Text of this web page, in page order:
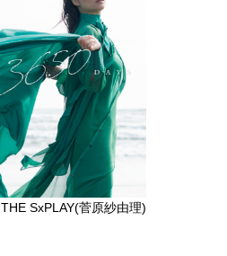
THE SxPLAY(菅原紗由理)